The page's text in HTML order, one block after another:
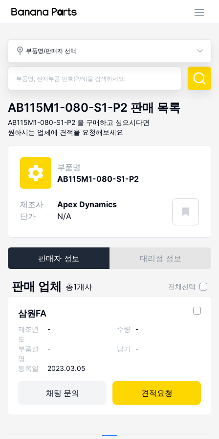
부품명/판매자 선택
AB115M1-080-S1-P2 판매 목록
AB115M1-080-S1-P2 을 구매하고 싶으시다면
원하시는 업체에 견적을 요청해보세요
부품명
AB115M1-080-S1-P2
제조사
Apex Dynamics
단가
N/A
판매자 정보 대리점 정보
판매 업체 총1개사 전체선택
삼원FA
제조년
도
- 수량 -
부품설
명
- 납기 -
등록일 2023.03.05
채팅 문의 견적요청